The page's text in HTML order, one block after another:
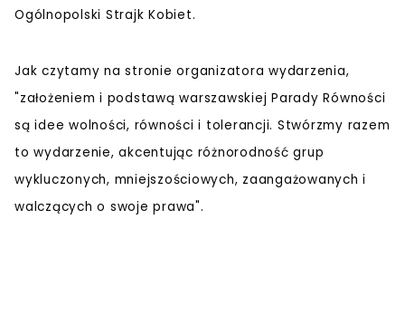
Ogólnopolski Strajk Kobiet.
Jak czytamy na stronie organizatora wydarzenia,
"założeniem i podstawą warszawskiej Parady Równości
są idee wolności, równości i tolerancji. Stwórzmy razem
to wydarzenie, akcentując różnorodność grup
wykluczonych, mniejszościowych, zaangażowanych i
walczących o swoje prawa".